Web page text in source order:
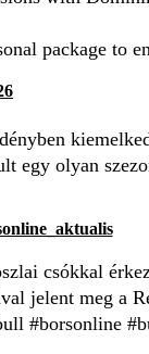
package to
egy olyan
csókkal
jelent meg a
#borsonline